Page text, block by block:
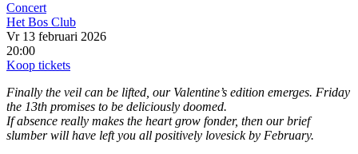
Concert
Het Bos Club
Vr 13 februari 2026
20:00
Koop tickets
Finally the veil can be lifted, our Valentine’s edition emerges. Friday
the 13th promises to be deliciously doomed.
If absence really makes the heart grow fonder, then our brief
slumber will have left you all positively lovesick by February.